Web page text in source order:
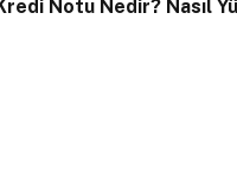
Notu Nedir? Nasıl